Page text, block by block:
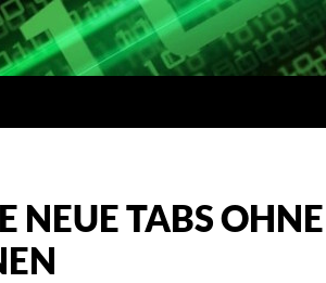
NEUE TABS OHNE